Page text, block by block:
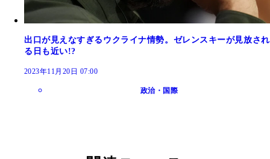
出口が見えなすぎるウクライナ情勢。ゼレンスキーが見放され
る日も近い!?
2023年11月20日 07:00
政治・国際